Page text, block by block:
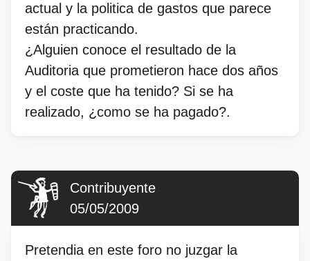
actual y la politica de gastos que parece
están practicando.
¿Alguien conoce el resultado de la
Auditoria que prometieron hace dos años
y el coste que ha tenido? Si se ha
realizado, ¿como se ha pagado?.
Contribuyente
05/05/2009
Pretendia en este foro no juzgar la